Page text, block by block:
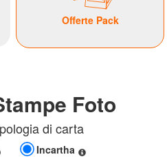
Offerte Pack
Foto
di carta
Incartha